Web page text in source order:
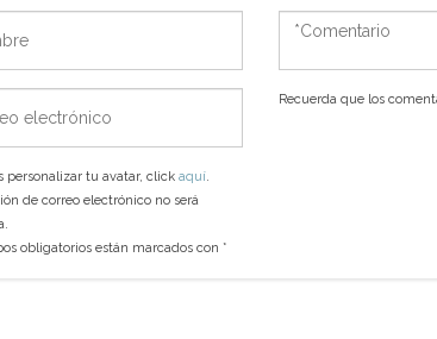
personalizar tu avatar, click aquí.
de correo electrónico no será
obligatorios están marcados con *
*Comentario
Recuerda que los